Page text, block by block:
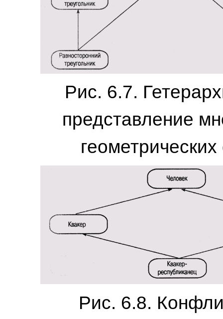
Рис. 6.7.
представление
Рис. 6.8.